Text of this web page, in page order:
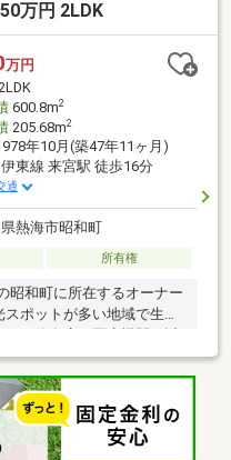
ト気分も満喫できます。
可能なため、ご自宅で温
を日々感じられる理想の住
万円 2LDK
万円
2LDK
600.8m2
205.68m2
年10月(築47年11ヶ月)
伊東線 来宮駅 徒歩16分
通
熱海市昭和町
所有権
昭和町に所在するオーナー
ポットが多い地域で生活
辺の「親水公園」や一年
徒歩圏となりリラクゼーシ
きます。静かな環境であ
す。昭和町周辺にも温泉施
で生活に適した環境が整